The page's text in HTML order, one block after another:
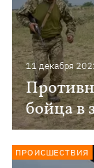
11 декабря
бойца в
ПРОИСШЕСТВИЯ